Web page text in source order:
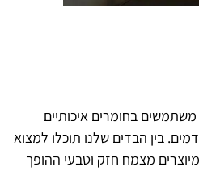
בחומרים איכותיים
בין הבדים שלנו תוכלו למצוא
מצמח חזק וטבעי ההופך